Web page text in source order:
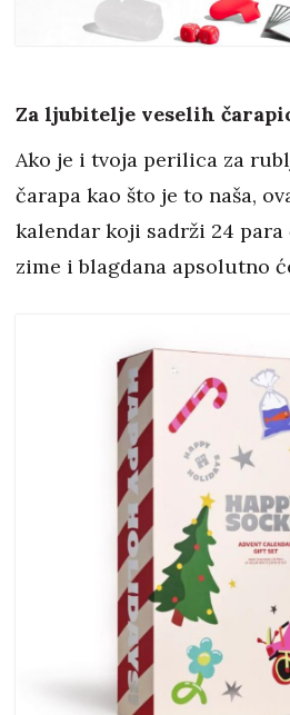
Za ljubitelje veselih
Ako je i tvoja perilica za
čarapa kao što je to naša,
kalendar koji sadrži 24 para
zime i blagdana apsolutno